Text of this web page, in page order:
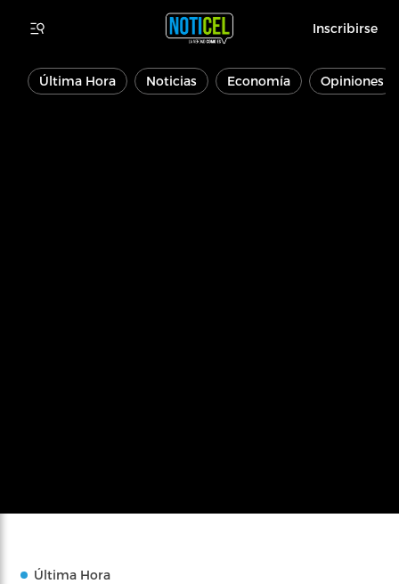
Inscribirse
Última Hora Noticias Economía Opiniones
Última Hora